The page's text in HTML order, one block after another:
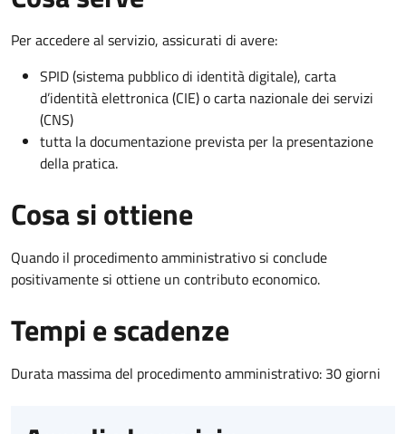
Per accedere al servizio, assicurati di avere:
SPID (sistema pubblico di identità digitale), carta
d’identità elettronica (CIE) o carta nazionale dei servizi
(CNS)
tutta la documentazione prevista per la presentazione
della pratica.
Cosa si ottiene
Quando il procedimento amministrativo si conclude
positivamente si ottiene un contributo economico.
Tempi e scadenze
Durata massima del procedimento amministrativo: 30 giorni